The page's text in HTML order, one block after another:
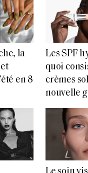
la
en 8
Les SPF
quoi
crèmes
nouvelle